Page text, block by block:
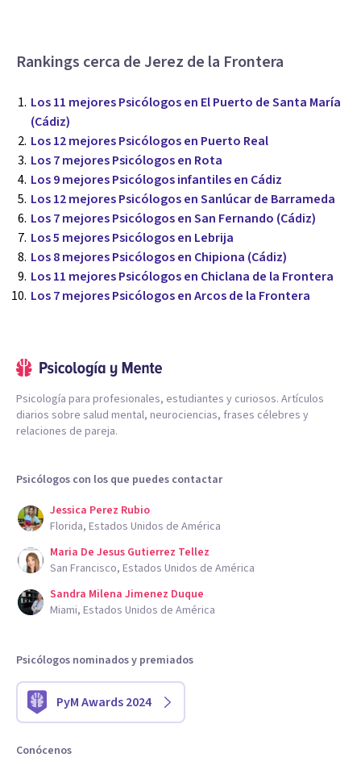
Rankings cerca de Jerez de la Frontera
Los 11 mejores Psicólogos en El Puerto de Santa María
(Cádiz)
Los 12 mejores Psicólogos en Puerto Real
Los 7 mejores Psicólogos en Rota
Los 9 mejores Psicólogos infantiles en Cádiz
Los 12 mejores Psicólogos en Sanlúcar de Barrameda
Los 7 mejores Psicólogos en San Fernando (Cádiz)
Los 5 mejores Psicólogos en Lebrija
Los 8 mejores Psicólogos en Chipiona (Cádiz)
Los 11 mejores Psicólogos en Chiclana de la Frontera
Los 7 mejores Psicólogos en Arcos de la Frontera
Psicología para profesionales, estudiantes y curiosos. Artículos
diarios sobre salud mental, neurociencias, frases célebres y
relaciones de pareja.
Psicólogos con los que puedes contactar
Jessica Perez Rubio
Florida, Estados Unidos de América
Maria De Jesus Gutierrez Tellez
San Francisco, Estados Unidos de América
Sandra Milena Jimenez Duque
Miami, Estados Unidos de América
Psicólogos nominados y premiados
PyM Awards 2024
Conócenos